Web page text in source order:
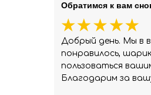
Добрый день. Мы в
понравилось,
пользоваться
Благодарим за
Обратимся к вам